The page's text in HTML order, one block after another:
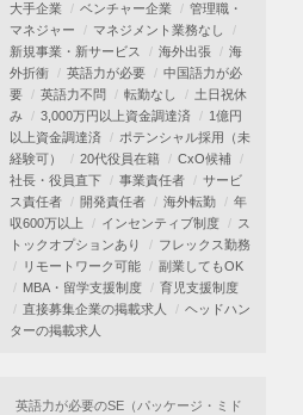
大手企業
ベンチャー企業
管理職・
マネジャー
マネジメント業務なし
新規事業・新サービス
海外出張
海
外折衝
英語力が必要
中国語力が必
要
英語力不問 転勤なし
土日祝休
み
3,000万円以上資金調達済
1億円
以上資金調達済
ポテンシャル採用（未
経験可）
20代役員在籍
CxO候補
社長・役員直下
事業責任者
サービ
ス責任者
開発責任者 海外転勤
年
収600万以上
インセンティブ制度
ス
トックオプションあり
フレックス勤務
リモートワーク可能
副業してもOK
MBA・留学支援制度
育児支援制度
直接募集企業の掲載求人
ヘッドハン
ターの掲載求人
英語力が必要のSE（パッケージ・ミド